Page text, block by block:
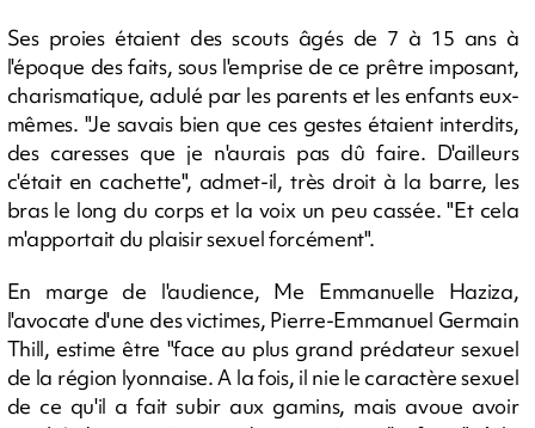
Ses proies étaient des scouts âgés de 7 à 15 ans à
l'époque des faits, sous l'emprise de ce prêtre imposant,
charismatique, adulé par les parents et les enfants eux-
mêmes. "Je savais bien que ces gestes étaient interdits,
des caresses que je n'aurais pas dû faire. D'ailleurs
c'était en cachette", admet-il, très droit à la barre, les
bras le long du corps et la voix un peu cassée. "Et cela
m'apportait du plaisir sexuel forcément".
En marge de l'audience, Me Emmanuelle Haziza,
l'avocate d'une des victimes, Pierre-Emmanuel Germain
Thill, estime être "face au plus grand prédateur sexuel
de la région lyonnaise. A la fois, il nie le caractère sexuel
de ce qu'il a fait subir aux gamins, mais avoue avoir